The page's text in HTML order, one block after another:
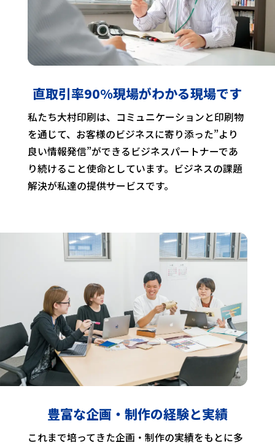
直取引率90%現場がわかる現場です
私たち大村印刷は、コミュニケーションと印刷物
を通じて、お客様のビジネスに寄り添った”より
良い情報発信”ができるビジネスパートナーであ
り続けること使命としています。ビジネスの課題
解決が私達の提供サービスです。
豊富な企画・ 制作の経験と実績
これまで培ってきた企画・制作の実績をもとに多